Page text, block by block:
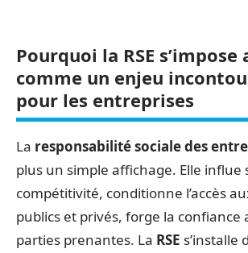
Pourquoi la RSE s’impose
comme un enjeu
pour les entreprises
La responsabilité sociale des
plus un simple affichage. Elle influe
compétitivité, conditionne l’accès
publics et privés, forge la confiance
parties prenantes. La RSE s’installe